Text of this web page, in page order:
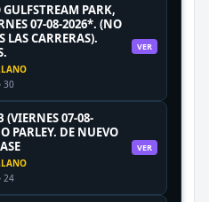
PARK,
07-08-2026*. (NO
LAS CARRERAS).
VER
(VIERNES 07-08-
PARLEY. DE NUEVO
VER